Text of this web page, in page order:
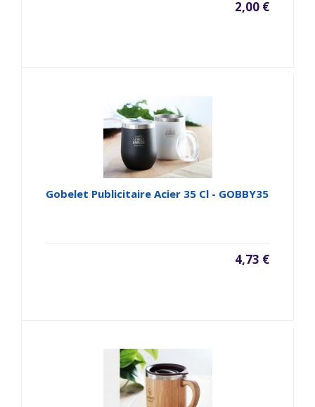
2,00 €
Gobelet Publicitaire Acier 35 Cl - GOBBY35
4,73 €